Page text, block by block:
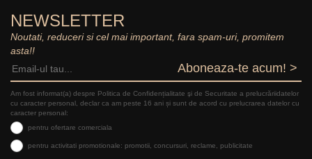
NEWSLETTER
Noutati, reduceri si cel mai important, fara spam-uri, promitem
asta!!
Aboneaza-te acum! >
Am fost informat(a) despre Politica de Confidențialitate şi de Securitate a prelucrăriidatelor
cu caracter personal, declar ca am peste 16 ani și sunt de acord cu prelucrarea datelor cu
caracter personal:
pentru ofertare comerciala
pentru activitati promotionale: promotii, concursuri, reclame, publicitate